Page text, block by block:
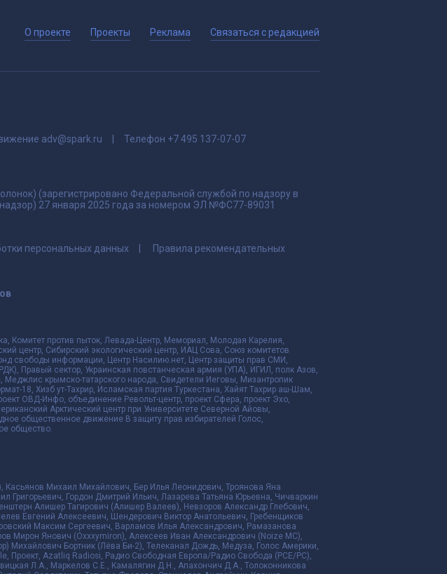
О проекте Проекты Реклама Связаться с редакцией
adv@spark.ru Телефон +7 495 137-07-07
(зарегистрировано Федеральной службой по надзору в
27 января 2025 года за номером ЭЛ №ФС77-89031
персональных данных
Правила рекомендательных
Комитет против пыток, Левада-Центр, Мемориал, Молодая Карелия,
центр, Сибирский экологический центр, ИАЦ Сова, Союз комитетов
свободы информации, Центр Насилию.нет, Центр защиты прав СМИ,
Правый сектор, Украинская повстанческая армия (УПА), ИГИЛ, полк Азов,
крымско-татарского народа, Свидетели Иеговы, Мизантропик
18, Хизб ут-Тахрир, Исламская партия Туркестана, Хайят Тахрир аш-Шам,
ОВД-Инфо, объединение Револьт-центр, проект Сфера, проект Эхо,
Арктический центр при Университете Северной Айовы,
общественное движение В защиту прав избирателей Голос,
общество.
Касьянов Михаил Михайлович, Бер Илья Леонидович, Троянова Яна
Гордон Дмитрий Ильич, Лазарева Татьяна Юрьевна, Чичваркин
Алишер Тагирович (Алишер Валеев), Невзоров Александр Глебович,
Евгений Алексеевич, Шендерович Виктор Анатольевич, Гребенщиков
Максим Сергеевич, Варламов Илья Александрович, Рамазанова
Мирон Янович (Oxxxymiron), Алексеев Иван Александрович (Noize MC),
Михайлович Бортник (Лёва Би-2), Телеканал Дождь, Медуза, Голос Америки,
Проект, Azatliq Radiosi, Радио Свободная Европа/Радио Свобода (PCE/PC),
Л.А., Маркелов С.Е., Камалягин Д.Н., Апахончич Д.А., Толоконникова